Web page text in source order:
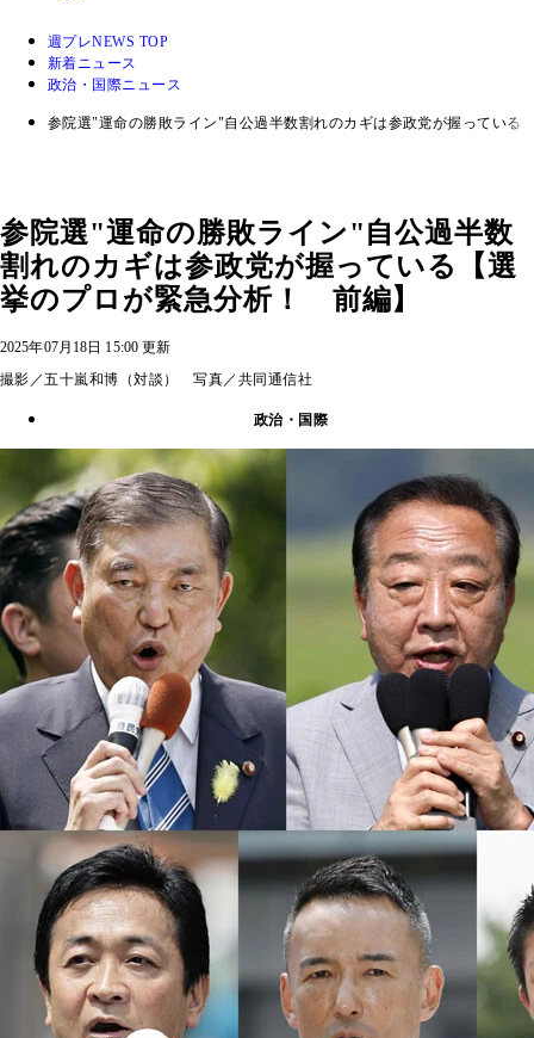
週プレNEWS TOP
新着ニュース
政治・国際ニュース
参院選"運命の勝敗ライン"自公過半数割れのカギは参政党が握ってい
参院選"運命の勝敗ライン"自公過半数
割れのカギは参政党が握っている【選
挙のプロが緊急分析！ 前編】
2025年07月18日 15:00 更新
撮影／五十嵐和博（対談） 写真／共同通信社
政治・国際